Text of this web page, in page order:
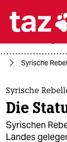
themen
politik
öko
Syrische
Syrische
Die
Syrischen
Landes